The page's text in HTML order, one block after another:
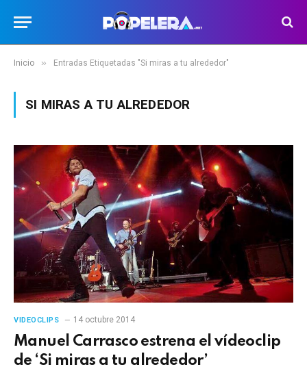
Inicio » Entradas Etiquetadas "Si miras a tu alrededor"
SI MIRAS A TU ALREDEDOR
VIDEOCLIPS 14 octubre 2014
Manuel Carrasco estrena el vídeoclip
de ‘Si miras a tu alrededor’